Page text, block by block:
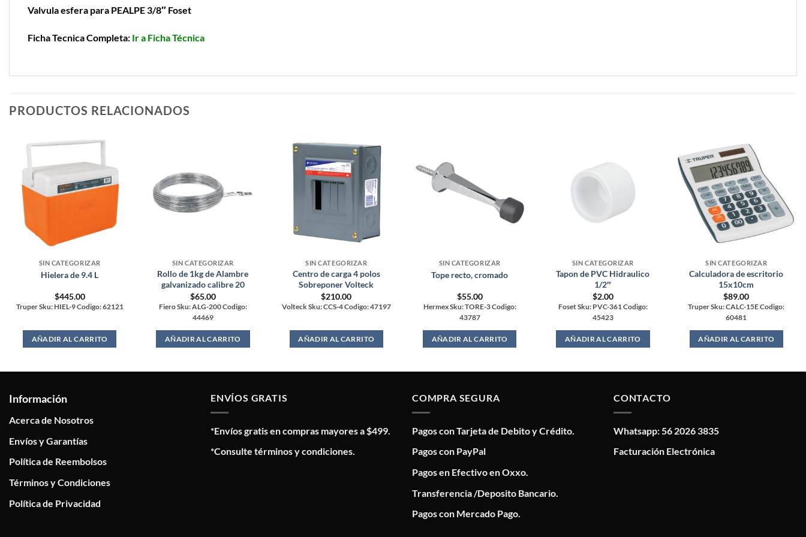
Valvula esfera para PEALPE 3/8″ Foset
Ficha Tecnica Completa: Ir a Ficha Técnica
PRODUCTOS RELACIONADOS
SIN CATEGORIZAR
Hielera de 9.4 L
$445.00
Truper Sku: HIEL-9 Codigo: 62121
AÑADIR AL CARRITO
SIN CATEGORIZAR
Rollo de 1kg de Alambre
galvanizado calibre 20
$65.00
Fiero Sku: ALG-200 Codigo:
44469
AÑADIR AL CARRITO
SIN CATEGORIZAR
Centro de carga 4 polos
Sobreponer Volteck
$210.00
Volteck Sku: CCS-4 Codigo: 47197
AÑADIR AL CARRITO
SIN CATEGORIZAR
Tope recto, cromado
$55.00
Hermex Sku: TORE-3 Codigo:
43787
AÑADIR AL CARRITO
SIN CATEGORIZAR
Tapon de PVC Hidraulico
1/2″
$2.00
Foset Sku: PVC-361 Codigo:
45423
AÑADIR AL CARRITO
SIN CATEGORIZAR
Calculadora de escritorio
15x10cm
$89.00
Truper Sku: CALC-15E Codigo:
60481
AÑADIR AL CARRITO
Información
Acerca de Nosotros
Envíos y Garantías
Política de Reembolsos
Términos y Condiciones
Política de Privacidad
ENVÍOS GRATIS
*Envíos gratis en compras mayores a $499.
*Consulte términos y condiciones.
COMPRA SEGURA
Pagos con Tarjeta de Debito y Crédito.
Pagos con PayPal
Pagos en Efectivo en Oxxo.
Transferencia /Deposito Bancario.
Pagos con Mercado Pago.
CONTACTO
Whatsapp: 56 2026 3835
Facturación Electrónica